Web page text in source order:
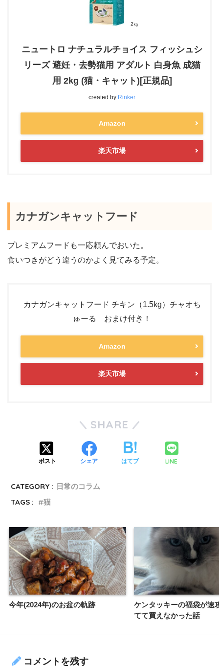
ニュートロ ナチュラルチョイス フィッシュシ
リーズ 避妊・去勢猫用 アダルト 白身魚 成猫
用 2kg (猫・キャット)[正規品]
created by Rinker
Amazon
楽天市場
カナガンキャットフード
プレミアムフードも一応頼んでおいた。
食いつきがどう違うのかよく見てみる予定。
カナガンキャットフード チキン（1.5kg）チャオち
ゅーる おまけ付き！
Amazon
楽天市場
SHARE
ポスト シェア はてブ LINE
CATEGORY : 日常のコラム
TAGS :
猫
今年(2024年)のお盆の軌跡
ケンタッキーの福袋が速
てて買えなかった話
コメントを残す